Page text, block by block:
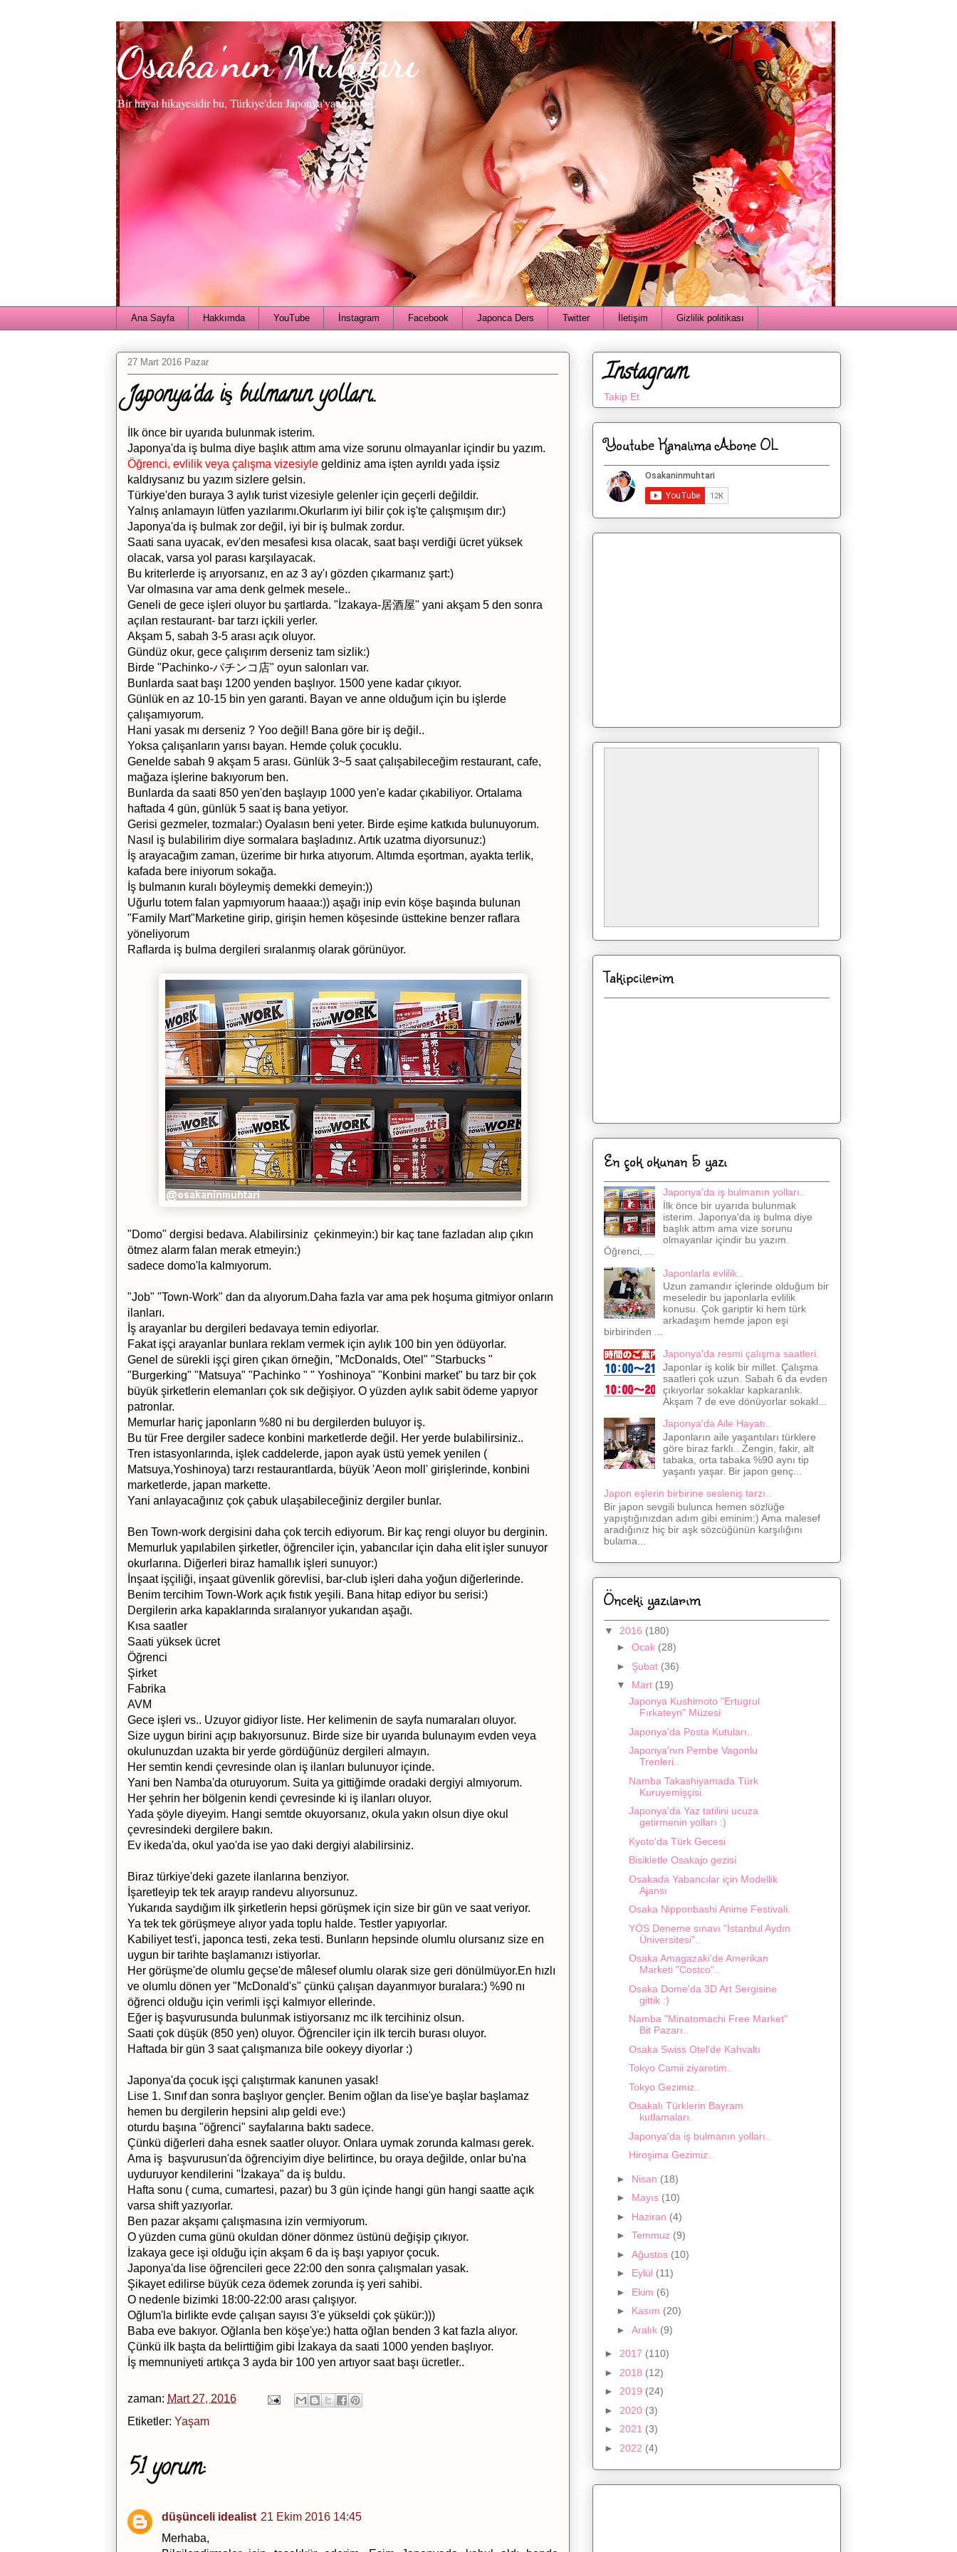
Osaka'nın Muhtarı
Bir hayat hikayesidir bu, Türkiye'den Japonya'ya uzanan...
Ana Sayfa Hakkımda YouTube İnstagram Facebook Japonca Ders Twitter İletişim Gizlilik politikası
27 Mart 2016 Pazar
Japonya'da iş bulmanın yolları..
İlk önce bir uyarıda bulunmak isterim.
Japonya'da iş bulma diye başlık attım ama vize sorunu olmayanlar içindir bu yazım.
Öğrenci, evlilik veya çalışma vizesiyle geldiniz ama işten ayrıldı yada işsiz
kaldıysanız bu yazım sizlere gelsin.
Türkiye'den buraya 3 aylık turist vizesiyle gelenler için geçerli değildir.
Yalnış anlamayın lütfen yazılarımı.Okurlarım iyi bilir çok iş'te çalışmışım dır:)
Japonya'da iş bulmak zor değil, iyi bir iş bulmak zordur.
Saati sana uyacak, ev'den mesafesi kısa olacak, saat başı verdiği ücret yüksek
olacak, varsa yol parası karşılayacak.
Bu kriterlerde iş arıyorsanız, en az 3 ay'ı gözden çıkarmanız şart:)
Var olmasına var ama denk gelmek mesele..
Geneli de gece işleri oluyor bu şartlarda. "İzakaya-居酒屋" yani akşam 5 den sonra
açılan restaurant- bar tarzı içkili yerler.
Akşam 5, sabah 3-5 arası açık oluyor.
Gündüz okur, gece çalışırım derseniz tam sizlik:)
Birde "Pachinko-パチンコ店" oyun salonları var.
Bunlarda saat başı 1200 yenden başlıyor. 1500 yene kadar çıkıyor.
Günlük en az 10-15 bin yen garanti. Bayan ve anne olduğum için bu işlerde
çalışamıyorum.
Hani yasak mı derseniz ? Yoo değil! Bana göre bir iş değil..
Yoksa çalışanların yarısı bayan. Hemde çoluk çocuklu.
Genelde sabah 9 akşam 5 arası. Günlük 3~5 saat çalışabileceğim restaurant, cafe,
mağaza işlerine bakıyorum ben.
Bunlarda da saati 850 yen'den başlayıp 1000 yen'e kadar çıkabiliyor. Ortalama
haftada 4 gün, günlük 5 saat iş bana yetiyor.
Gerisi gezmeler, tozmalar:) Oyalasın beni yeter. Birde eşime katkıda bulunuyorum.
Nasıl iş bulabilirim diye sormalara başladınız. Artık uzatma diyorsunuz:)
İş arayacağım zaman, üzerime bir hırka atıyorum. Altımda eşortman, ayakta terlik,
kafada bere iniyorum sokağa.
İş bulmanın kuralı böyleymiş demekki demeyin:))
Uğurlu totem falan yapmıyorum haaaa:)) aşağı inip evin köşe başında bulunan
"Family Mart"Marketine girip, girişin hemen köşesinde üsttekine benzer raflara
yöneliyorum
Raflarda iş bulma dergileri sıralanmış olarak görünüyor.
"Domo" dergisi bedava. Alabilirsiniz çekinmeyin:) bir kaç tane fazladan alıp çıkın
ötmez alarm falan merak etmeyin:)
sadece domo'la kalmıyorum.
"Job" "Town-Work" dan da alıyorum.Daha fazla var ama pek hoşuma gitmiyor onların
ilanları.
İş arayanlar bu dergileri bedavaya temin ediyorlar.
Fakat işçi arayanlar bunlara reklam vermek için aylık 100 bin yen ödüyorlar.
Genel de sürekli işçi giren çıkan örneğin, "McDonalds, Otel" "Starbucks "
"Burgerking" "Matsuya" "Pachinko " " Yoshinoya" "Konbini market" bu tarz bir çok
büyük şirketlerin elemanları çok sık değişiyor. O yüzden aylık sabit ödeme yapıyor
patronlar.
Memurlar hariç japonların %80 ni bu dergilerden buluyor iş.
Bu tür Free dergiler sadece konbini marketlerde değil. Her yerde bulabilirsiniz..
Tren istasyonlarında, işlek caddelerde, japon ayak üstü yemek yenilen (
Matsuya,Yoshinoya) tarzı restaurantlarda, büyük 'Aeon moll' girişlerinde, konbini
marketlerde, japan markette.
Yani anlayacağınız çok çabuk ulaşabileceğiniz dergiler bunlar.
Ben Town-work dergisini daha çok tercih ediyorum. Bir kaç rengi oluyor bu derginin.
Memurluk yapılabilen şirketler, öğrenciler için, yabancılar için daha elit işler sunuyor
okurlarına. Diğerleri biraz hamallık işleri sunuyor:)
İnşaat işçiliği, inşaat güvenlik görevlisi, bar-club işleri daha yoğun diğerlerinde.
Benim tercihim Town-Work açık fıstık yeşili. Bana hitap ediyor bu serisi:)
Dergilerin arka kapaklarında sıralanıyor yukarıdan aşağı.
Kısa saatler
Saati yüksek ücret
Öğrenci
Şirket
Fabrika
AVM
Gece işleri vs.. Uzuyor gidiyor liste. Her kelimenin de sayfa numaraları oluyor.
Size uygun birini açıp bakıyorsunuz. Birde size bir uyarıda bulunayım evden veya
okulunuzdan uzakta bir yerde gördüğünüz dergileri almayın.
Her semtin kendi çevresinde olan iş ilanları bulunuyor içinde.
Yani ben Namba'da oturuyorum. Suita ya gittiğimde oradaki dergiyi almıyorum.
Her şehrin her bölgenin kendi çevresinde ki iş ilanları oluyor.
Yada şöyle diyeyim. Hangi semtde okuyorsanız, okula yakın olsun diye okul
çevresindeki dergilere bakın.
Ev ikeda'da, okul yao'da ise yao daki dergiyi alabilirsiniz.
Biraz türkiye'deki gazete ilanlarına benziyor.
İşaretleyip tek tek arayıp randevu alıyorsunuz.
Yukarıda saydığım ilk şirketlerin hepsi görüşmek için size bir gün ve saat veriyor.
Ya tek tek görüşmeye alıyor yada toplu halde. Testler yapıyorlar.
Kabiliyet test'i, japonca testi, zeka testi. Bunların hepsinde olumlu olursanız size en
uygun bir tarihte başlamanızı istiyorlar.
Her görüşme'de olumlu geçse'de mâlesef olumlu olarak size geri dönülmüyor.En hızlı
ve olumlu dönen yer "McDonald's" çünkü çalışan dayanmıyor buralara:) %90 nı
öğrenci olduğu için verimli işçi kalmıyor ellerinde.
Eğer iş başvurusunda bulunmak istiyorsanız mc ilk tercihiniz olsun.
Saati çok düşük (850 yen) oluyor. Öğrenciler için ilk tercih burası oluyor.
Haftada bir gün 3 saat çalışmanıza bile ookeyy diyorlar :)
Japonya'da çocuk işçi çalıştırmak kanunen yasak!
Lise 1. Sınıf dan sonra başlıyor gençler. Benim oğlan da lise'ye başlar başlamaz
hemen bu dergilerin hepsini alıp geldi eve:)
oturdu başına "öğrenci" sayfalarına baktı sadece.
Çünkü diğerleri daha esnek saatler oluyor. Onlara uymak zorunda kalması gerek.
Ama iş başvurusun'da öğrenciyim diye belirtince, bu oraya değilde, onlar bu'na
uyduruyor kendilerini "İzakaya" da iş buldu.
Hafta sonu ( cuma, cumartesi, pazar) bu 3 gün içinde hangi gün hangi saatte açık
varsa shift yazıyorlar.
Ben pazar akşamı çalışmasına izin vermiyorum.
O yüzden cuma günü okuldan döner dönmez üstünü değişip çıkıyor.
İzakaya gece işi olduğu için akşam 6 da iş başı yapıyor çocuk.
Japonya'da lise öğrencileri gece 22:00 den sonra çalışmaları yasak.
Şikayet edilirse büyük ceza ödemek zorunda iş yeri sahibi.
O nedenle bizimki 18:00-22:00 arası çalışıyor.
Oğlum'la birlikte evde çalışan sayısı 3'e yükseldi çok şükür:)))
Baba eve bakıyor. Oğlanla ben köşe'ye:) hatta oğlan benden 3 kat fazla alıyor.
Çünkü ilk başta da belirttiğim gibi İzakaya da saati 1000 yenden başlıyor.
İş memnuniyeti artıkça 3 ayda bir 100 yen artıyor saat başı ücretler..
zaman: Mart 27, 2016
Etiketler: Yaşam
51 yorum:
düşünceli idealist 21 Ekim 2016 14:45
Merhaba,
Instagram
Takip Et
Youtube Kanalıma Abone OL
Takipcilerim
En çok okunan 5 yazı
Japonya'da iş bulmanın yolları..
İlk önce bir uyarıda bulunmak
isterim. Japonya'da iş bulma diye
başlık attım ama vize sorunu
olmayanlar içindir bu yazım.
Öğrenci, ...
Japonlarla evlilik..
Uzun zamandır içlerinde olduğum bir
meseledir bu japonlarla evlilik
konusu. Çok gariptir ki hem türk
arkadaşım hemde japon eşi
birbirinden ...
Japonya'da resmi çalışma saatleri.
Japonlar iş kolik bir millet. Çalışma
saatleri çok uzun. Sabah 6 da evden
çıkıyorlar sokaklar kapkaranlık.
Akşam 7 de eve dönüyorlar sokakl...
Japonya'da Aile Hayatı..
Japonların aile yaşantıları türklere
göre biraz farklı.. Zengin, fakir, alt
tabaka, orta tabaka %90 aynı tip
yaşantı yaşar. Bir japon genç...
Japon eşlerin birbirine sesleniş tarzı..
Bir japon sevgili bulunca hemen sözlüğe
yapıştığınızdan adım gibi eminim:) Ama malesef
aradığınız hiç bir aşk sözcüğünün karşılığını
bulama...
Önceki yazılarım
▼ 2016 (180)
► Ocak (28)
► Şubat (36)
▼ Mart (19)
Japonya Kushimoto "Ertugrul
Fırkateyn" Müzesi
Japonya'da Posta Kutuları..
Japonya'nın Pembe Vagonlu
Trenleri..
Namba Takashiyamada Türk
Kuruyemişçisi.
Japonya'da Yaz tatilini ucuza
getirmenin yolları :)
Kyoto'da Türk Gecesi
Bisikletle Osakajo gezisi
Osakada Yabancılar için Modellik
Ajansı
Osaka Nipponbashi Anime Festivali.
YÖS Deneme sınavı "İstanbul Aydın
Üniversitesi"..
Osaka Amagazaki'de Amerikan
Marketi "Costco"..
Osaka Dome'da 3D Art Sergisine
gittik :)
Namba "Minatomachi Free Market"
Bit Pazarı..
Osaka Swiss Otel'de Kahvaltı
Tokyo Camii ziyaretim..
Tokyo Gezimiz..
Osakalı Türklerin Bayram
kutlamaları.
Japonya'da iş bulmanın yolları..
Hiroşima Gezimiz..
► Nisan (18)
► Mayıs (10)
► Haziran (4)
► Temmuz (9)
► Ağustos (10)
► Eylül (11)
► Ekim (6)
► Kasım (20)
► Aralık (9)
► 2017 (110)
► 2018 (12)
► 2019 (24)
► 2020 (3)
► 2021 (3)
► 2022 (4)